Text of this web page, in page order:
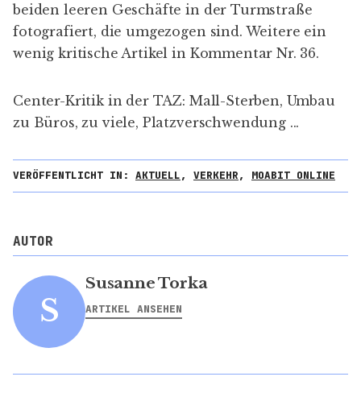
beiden leeren Geschäfte in der Turmstraße
fotografiert, die umgezogen sind. Weitere ein
wenig kritische Artikel in Kommentar Nr. 36.
Center-Kritik in der TAZ: Mall-Sterben, Umbau
zu Büros, zu viele, Platzverschwendung ...
VERÖFFENTLICHT IN: AKTUELL, VERKEHR, MOABIT ONLINE
AUTOR
S
Susanne Torka
ARTIKEL ANSEHEN